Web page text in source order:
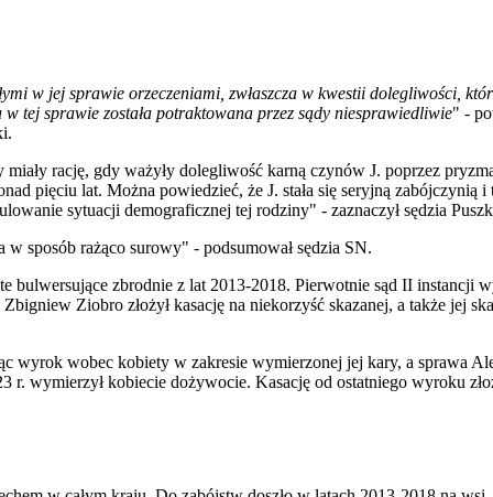
w jej sprawie orzeczeniami, zwłaszcza w kwestii dolegliwości,
tej sprawie została potraktowana przez sądy niesprawiedliwie" -
rację, gdy ważyły dolegliwość karną czynów J. poprzez
pięciu lat. Można powiedzieć, że J. stała się seryjną zabójczynią i
sytuacji demograficznej tej rodziny" - zaznaczył sędzia
w sposób rażąco surowy" - podsumował sędzia SN.
bulwersujące zbrodnie z lat 2013-2018. Pierwotnie sąd II instancji
Ziobro złożył kasację na niekorzyść skazanej, a także jej
wyrok wobec kobiety w zakresie wymierzonej jej kary, a sprawa
wymierzył kobiecie dożywocie. Kasację od ostatniego wyroku